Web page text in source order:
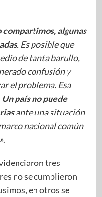
algunas
. Es posible que
de tanta barullo,
confusión y
el problema. Esa
Un país no puede
ante una situación
nacional común
.
tres
no se cumplieron
en otros se